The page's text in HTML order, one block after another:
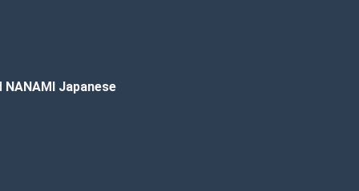
NANAMI Japanese